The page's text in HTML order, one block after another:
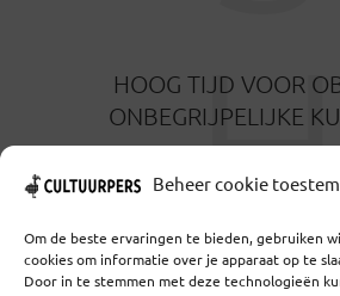
Beheer cookie
Om de beste ervaringen te bieden, gebruiken
cookies om informatie over je apparaat op te
Door in te stemmen met deze technologieën
HOOG TIJD VOOR
ONBEGRIJPELIJKE